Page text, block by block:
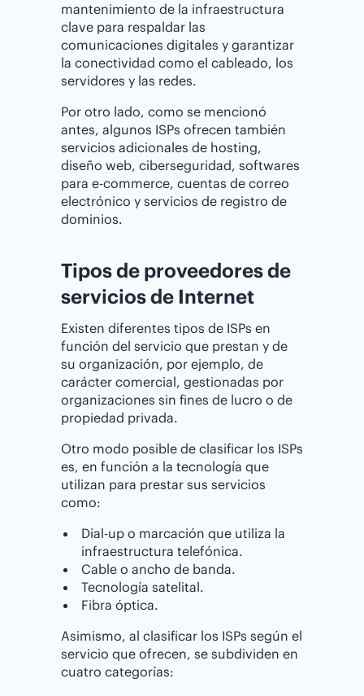
mantenimiento de la infraestructura
clave para respaldar las
comunicaciones digitales y garantizar
la conectividad como el cableado, los
servidores y las redes.
Por otro lado, como se mencionó
antes, algunos ISPs ofrecen también
servicios adicionales de hosting,
diseño web, ciberseguridad, softwares
para e-commerce, cuentas de correo
electrónico y servicios de registro de
dominios.
Tipos de proveedores de
servicios de Internet
Existen diferentes tipos de ISPs en
función del servicio que prestan y de
su organización, por ejemplo, de
carácter comercial, gestionadas por
organizaciones sin fines de lucro o de
propiedad privada.
Otro modo posible de clasificar los ISPs
es, en función a la tecnología que
utilizan para prestar sus servicios
como:
Dial-up o marcación que utiliza la
infraestructura telefónica.
Cable o ancho de banda.
Tecnología satelital.
Fibra óptica.
Asimismo, al clasificar los ISPs según el
servicio que ofrecen, se subdividen en
cuatro categorías: